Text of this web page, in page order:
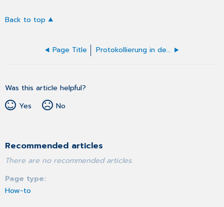
Back to top
Page Title Protokollierung in den medizinischen Daten
Was this article helpful?
Yes
No
Recommended articles
There are no recommended articles.
Page type
How-to